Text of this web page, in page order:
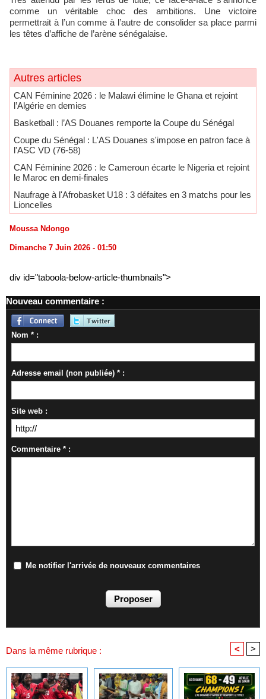
comme un véritable choc des ambitions. Une victoire
permettrait à l’un comme à l’autre de consolider sa place parmi
les têtes d’affiche de l’arène sénégalaise.
Autres articles
CAN Féminine 2026 : le Malawi élimine le Ghana et rejoint
l’Algérie en demies
Basketball : l’AS Douanes remporte la Coupe du Sénégal
Coupe du Sénégal : L'AS Douanes s'impose en patron face à
l'ASC VD (76-58)
CAN Féminine 2026 : le Cameroun écarte le Nigeria et rejoint
le Maroc en demi-finales
Naufrage à l'Afrobasket U18 : 3 défaites en 3 matchs pour les
Lioncelles
Moussa Ndongo
Dimanche 7 Juin 2026 - 01:50
div id="taboola-below-article-thumbnails">
Nouveau commentaire :
Nom * :
Adresse email (non publiée) * :
Site web :
Commentaire * :
Me notifier l'arrivée de nouveaux commentaires
Dans la même rubrique : < >